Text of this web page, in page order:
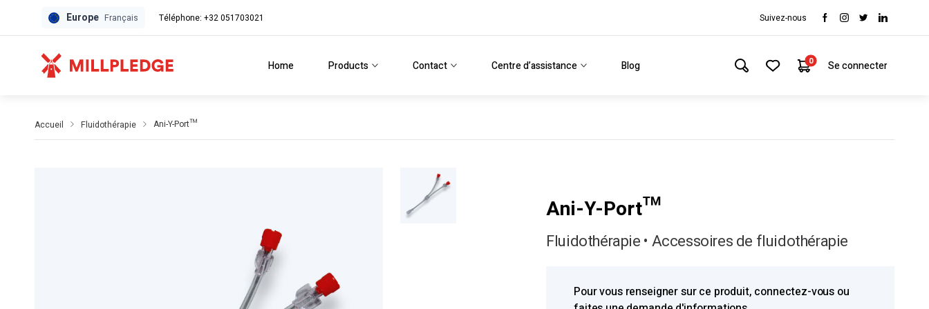
Europe Français Téléphone: +32 051703021 Suivez-nous
Home Products Contact Centre d’assistance Blog 0 Se connecter
Accueil Fluidothérapie Ani-Y-Port™
Ani-Y-Port™
Fluidothérapie • Accessoires de fluidothérapie
Pour vous renseigner sur ce produit, connectez-vous ou